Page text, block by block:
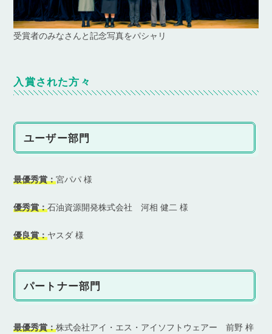
受賞者のみなさんと記念写真をパシャリ
入賞された方々
ユーザー部門
最優秀賞：宮パパ 様
優秀賞：石油資源開発株式会社 河相 健二 様
優良賞：ヤスダ 様
パートナー部門
最優秀賞：株式会社アイ・エス・アイソフトウェアー 前野 梓